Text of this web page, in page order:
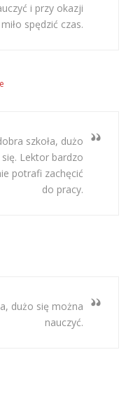
i przy okazji
miło spędzić czas.
szkoła, dużo
się. Lektor bardzo
potrafi zachęcić
do pracy.
dużo się można
nauczyć.